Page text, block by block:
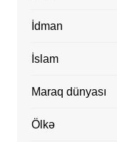
İdman
İslam
Maraq dünyası
Ölkə